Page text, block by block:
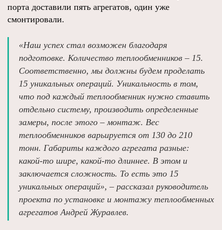
порта доставили пять агрегатов, один уже
смонтировали.
«Наш успех стал возможен благодаря
подготовке. Количество теплообменников – 15.
Соответственно, мы должны будем проделать
15 уникальных операций. Уникальность в том,
что под каждый теплообменник нужно ставить
отдельно систему, производить определенные
замеры, после этого – монтаж. Вес
теплообменников варьируется от 130 до 210
тонн. Габариты каждого агрегата разные:
какой-то шире, какой-то длиннее. В этом и
заключается сложность. То есть это 15
уникальных операций», – рассказал руководитель
проекта по установке и монтажу теплообменных
агрегатов Андрей Журавлев.